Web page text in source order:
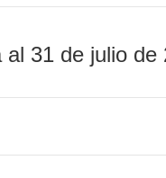
31 de julio de